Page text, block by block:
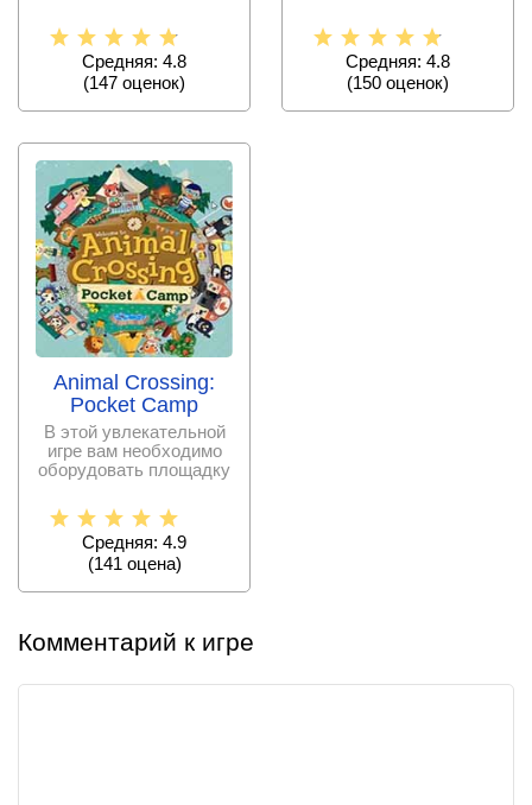
игры и её
Средняя: 4.8
(147 оценок)
борьбу за престол и
Средняя: 4.8
(150 оценок)
Animal Crossing:
Pocket Camp
В этой увлекательной
игре вам необходимо
оборудовать площадку
Средняя: 4.9
(141 оценa)
Комментарий к игре